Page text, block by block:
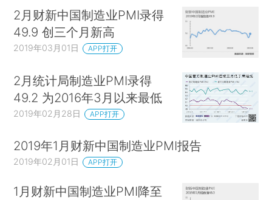
2月财新中国制造业PMI录得
49.9 创三个月新高
2019年03月01日 APP打开
2月统计局制造业PMI录得
49.2 为2016年3月以来最低
2019年02月28日 APP打开
2019年1月财新中国制造业PMI报告
2019年02月01日 APP打开
1月财新中国制造业PMI降至